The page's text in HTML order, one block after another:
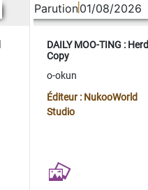
Parution01/08/2026
DAILY MOO-TING : Herd
Copy
o-okun
Éditeur : NukooWorld
Studio